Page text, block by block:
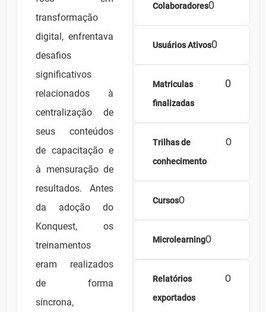
transformação
digital, enfrentava
desafios
significativos
relacionados à
centralização de
seus conteúdos
de capacitação e
à mensuração de
resultados. Antes
da adoção do
Konquest, os
treinamentos
eram realizados
de forma
síncrona,
Colaboradores0
Usuários Ativos0
Matriculas
finalizadas
0
Trilhas de
conhecimento
0
Cursos0
Microlearning0
Relatórios
exportados
0